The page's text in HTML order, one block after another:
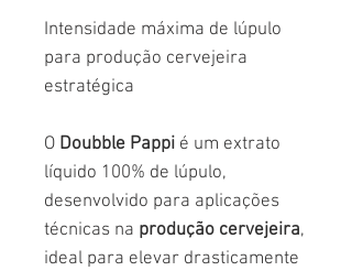
Intensidade máxima de lúpulo
para produção cervejeira
estratégica
O Doubble Pappi é um extrato
líquido 100% de lúpulo,
desenvolvido para aplicações
técnicas na produção cervejeira,
ideal para elevar drasticamente